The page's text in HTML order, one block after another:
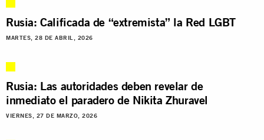
Rusia: Calificada de “extremista” la Red LGBT
MARTES, 28 DE ABRIL, 2026
Rusia: Las autoridades deben revelar de
inmediato el paradero de Nikita Zhuravel
VIERNES, 27 DE MARZO, 2026